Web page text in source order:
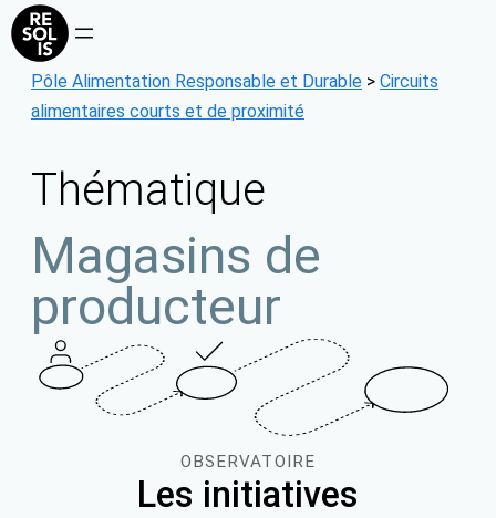
Aller
au
contenu
Pôle Alimentation Responsable et Durable > Circuits
alimentaires courts et de proximité
Thématique
Magasins de
producteur
OBSERVATOIRE
Les initiatives